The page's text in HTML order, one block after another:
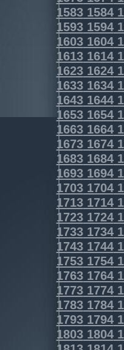
15831584
15931594
16031604
16131614
16231624
16331634
16431644
16531654
16631664
16731674
16831684
16931694
17031704
17131714
17231724
17331734
17431744
17531754
17631764
17731774
17831784
17931794
18031804